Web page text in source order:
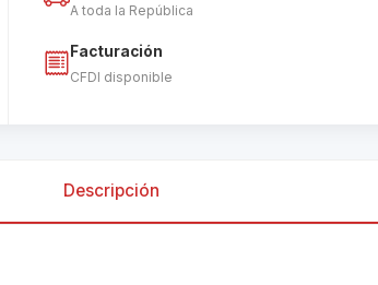
A toda la República
Facturación
CFDI disponible
Descripción